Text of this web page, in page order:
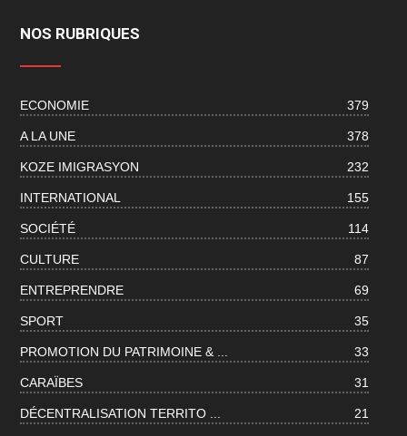
NOS RUBRIQUES
ECONOMIE 379
A LA UNE 378
KOZE IMIGRASYON 232
INTERNATIONAL 155
SOCIÉTÉ 114
CULTURE 87
ENTREPRENDRE 69
SPORT 35
PROMOTION DU PATRIMOINE & ... 33
CARAÏBES 31
DÉCENTRALISATION TERRITO ... 21